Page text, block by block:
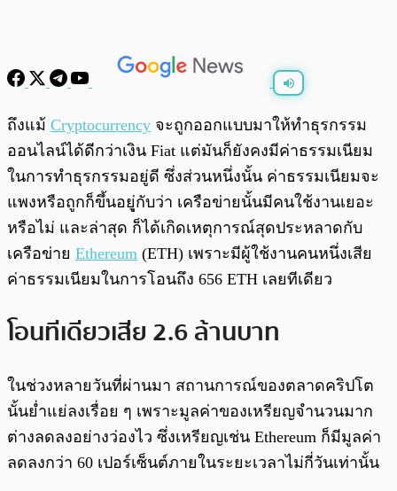
0:00
ถึงแม้ Cryptocurrency จะถูกออกแบบมาให้ทำธุรกรรม
ออนไลน์ได้ดีกว่าเงิน Fiat แต่มันก็ยังคงมีค่าธรรมเนียม
ในการทำธุรกรรมอยู่ดี ซึ่งส่วนหนึ่งนั้น ค่าธรรมเนียมจะ
แพงหรือถูกก็ขึ้นอยุู่กับว่า เครือข่ายนั้นมีคนใช้งานเยอะ
หรือไม่ และล่าสุด ก็ได้เกิดเหตุการณ์สุดประหลาดกับ
เครือข่าย Ethereum (ETH) เพราะมีผู้ใช้งานคนหนึ่งเสีย
ค่าธรรมเนียมในการโอนถึง 656 ETH เลยทีเดียว
โอนทีเดียวเสีย 2.6 ล้านบาท
ในช่วงหลายวันที่ผ่านมา สถานการณ์ของตลาดคริปโต
นั้นย่ำแย่ลงเรื่อย ๆ เพราะมูลค่าของเหรียญจำนวนมาก
ต่างลดลงอย่างว่องไว ซึ่งเหรียญเช่น Ethereum ก็มีมูลค่า
ลดลงกว่า 60 เปอร์เซ็นต์ภายในระยะเวลาไม่กี่วันเท่านั้น